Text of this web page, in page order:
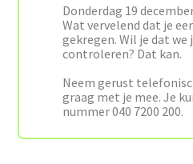
Donderdag 19
Wat vervelend dat je
gekregen. Wil je dat
controleren? Dat kan.
Neem gerust
graag met je mee. Je
nummer 040 7200 200.